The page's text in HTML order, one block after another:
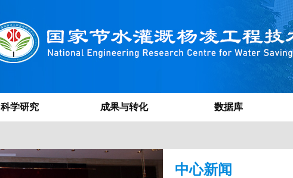
科学研究 成果与转化 数据库
中心新闻